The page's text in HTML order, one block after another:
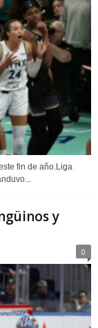
fin de año.Liga
y
0